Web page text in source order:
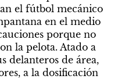
el fútbol mecánico
en el medio
porque no
la pelota. Atado a
delanteros de área,
a la dosificación